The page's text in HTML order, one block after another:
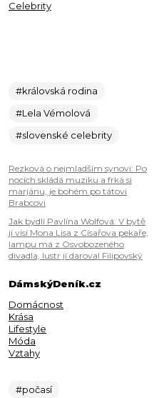
Celebrity
#královská rodina
#Lela Vémolová
#slovenské celebrity
Rezková o nejmladším synovi: Po
nocích skládá muziku a frká si
marjánu, je bohém po tátovi
Brabcovi
Jak bydlí Pavlína Wolfová: V bytě
jí visí Mona Lisa z Císařova pekaře,
lampu má z Osvobozeného
divadla, lustr jí daroval Filipovský
DámskýDeník.cz
Domácnost
Krása
Lifestyle
Móda
Vztahy
#počasí